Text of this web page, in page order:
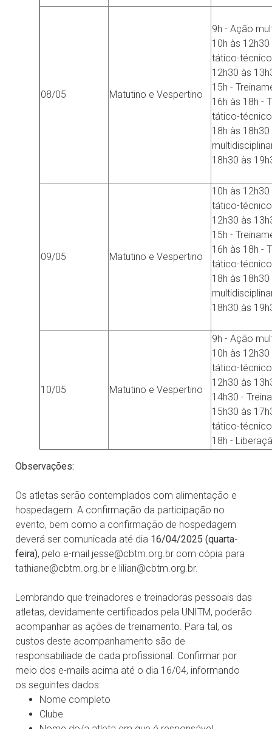
08/05 Matutino e Vespertino
9h - Ação
10h às
tático-
12h30 às
15h -
16h às 18h -
tático-
18h às
18h30 às
09/05 Matutino e Vespertino
10h às
tático-
12h30 às
15h -
16h às 18h -
tático-
18h às
18h30 às
10/05 Matutino e Vespertino
9h - Ação
10h às
tático-
12h30 às
14h30 -
15h30 às
tático-
18h -
Observações:
Os atletas serão contemplados com alimentação e
hospedagem. A confirmação da participação no
evento, bem como a confirmação de hospedagem
deverá ser comunicada até dia 16/04/2025 (quarta-
feira), pelo e-mail jesse@cbtm.org.br com cópia para
tathiane@cbtm.org.br e lilian@cbtm.org.br.
Lembrando que treinadores e treinadoras pessoais das
atletas, devidamente certificados pela UNITM, poderão
acompanhar as ações de treinamento. Para tal, os
custos deste acompanhamento são de
responsabiliade de cada profissional. Confirmar por
meio dos e-mails acima até o dia 16/04, informando
os seguintes dados:
Nome completo
Clube